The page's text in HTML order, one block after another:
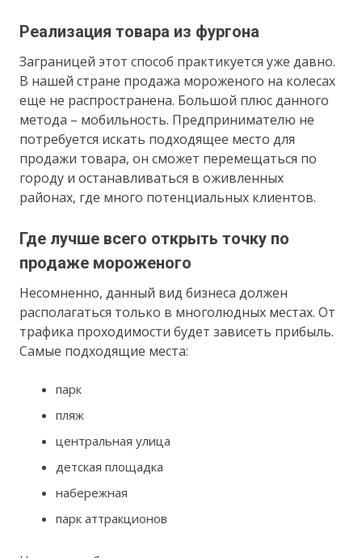
Реализация товара из фургона
Заграницей этот способ практикуется уже давно.
В нашей стране продажа мороженого на колесах
еще не распространена. Большой плюс данного
метода – мобильность. Предпринимателю не
потребуется искать подходящее место для
продажи товара, он сможет перемещаться по
городу и останавливаться в оживленных
районах, где много потенциальных клиентов.
Где лучше всего открыть точку по
продаже мороженого
Несомненно, данный вид бизнеса должен
располагаться только в многолюдных местах. От
трафика проходимости будет зависеть прибыль.
Самые подходящие места:
парк
пляж
центральная улица
детская площадка
набережная
парк аттракционов